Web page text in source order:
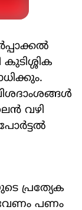
വഴി
പ്രത്യേക
വേണം പണം